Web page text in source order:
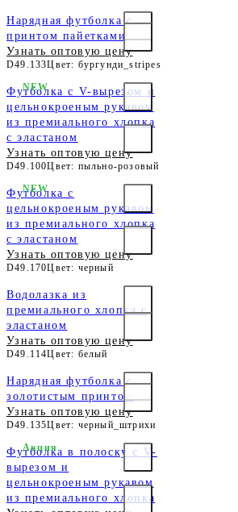
Нарядная футболка с
принтом пайетками
Узнать оптовую цену
D49.133Цвет: бургунди_stripes
Футболка с V-вырезом и
цельнокроеным рукавом
из премиального хлопка
с эластаном
Узнать оптовую цену
D49.100Цвет: пыльно-розовый
NEW
Футболка с
цельнокроеным рукавом
из премиального хлопка
с эластаном
Узнать оптовую цену
D49.170Цвет: черный
NEW
Водолазка из
премиального хлопка с
эластаном
Узнать оптовую цену
D49.114Цвет: белый
Нарядная футболка с
золотистым принтом
Узнать оптовую цену
D49.135Цвет: черный_штрихи
Футболка в полоску с V-
вырезом и
цельнокроеным рукавом
из премиального хлопка
Акция